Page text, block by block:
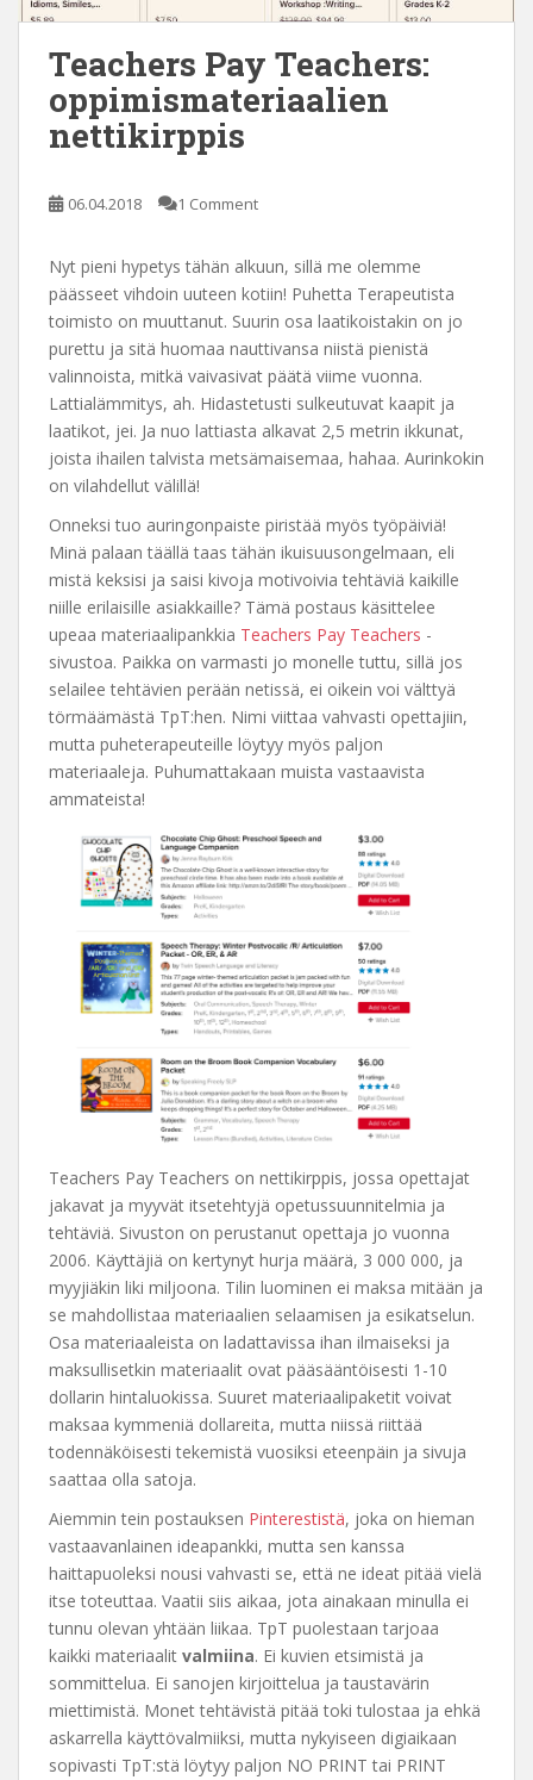
Teachers Pay Teachers:
oppimismateriaalien
nettikirppis
06.04.2018 1 Comment
Nyt pieni hypetys tähän alkuun, sillä me olemme
päässeet vihdoin uuteen kotiin! Puhetta Terapeutista
toimisto on muuttanut. Suurin osa laatikoistakin on jo
purettu ja sitä huomaa nauttivansa niistä pienistä
valinnoista, mitkä vaivasivat päätä viime vuonna.
Lattialämmitys, ah. Hidastetusti sulkeutuvat kaapit ja
laatikot, jei. Ja nuo lattiasta alkavat 2,5 metrin ikkunat,
joista ihailen talvista metsämaisemaa, hahaa. Aurinkokin
on vilahdellut välillä!
Onneksi tuo auringonpaiste piristää myös työpäiviä!
Minä palaan täällä taas tähän ikuisuusongelmaan, eli
mistä keksisi ja saisi kivoja motivoivia tehtäviä kaikille
niille erilaisille asiakkaille? Tämä postaus käsittelee
upeaa materiaalipankkia Teachers Pay Teachers -
sivustoa. Paikka on varmasti jo monelle tuttu, sillä jos
selailee tehtävien perään netissä, ei oikein voi välttyä
törmäämästä TpT:hen. Nimi viittaa vahvasti opettajiin,
mutta puheterapeuteille löytyy myös paljon
materiaaleja. Puhumattakaan muista vastaavista
ammateista!
Teachers Pay Teachers on nettikirppis, jossa opettajat
jakavat ja myyvät itsetehtyjä opetussuunnitelmia ja
tehtäviä. Sivuston on perustanut opettaja jo vuonna
2006. Käyttäjiä on kertynyt hurja määrä, 3 000 000, ja
myyjiäkin liki miljoona. Tilin luominen ei maksa mitään ja
se mahdollistaa materiaalien selaamisen ja esikatselun.
Osa materiaaleista on ladattavissa ihan ilmaiseksi ja
maksullisetkin materiaalit ovat pääsääntöisesti 1-10
dollarin hintaluokissa. Suuret materiaalipaketit voivat
maksaa kymmeniä dollareita, mutta niissä riittää
todennäköisesti tekemistä vuosiksi eteenpäin ja sivuja
saattaa olla satoja.
Aiemmin tein postauksen Pinterestistä, joka on hieman
vastaavanlainen ideapankki, mutta sen kanssa
haittapuoleksi nousi vahvasti se, että ne ideat pitää vielä
itse toteuttaa. Vaatii siis aikaa, jota ainakaan minulla ei
tunnu olevan yhtään liikaa. TpT puolestaan tarjoaa
kaikki materiaalit valmiina. Ei kuvien etsimistä ja
sommittelua. Ei sanojen kirjoittelua ja taustavärin
miettimistä. Monet tehtävistä pitää toki tulostaa ja ehkä
askarrella käyttövalmiiksi, mutta nykyiseen digiaikaan
sopivasti TpT:stä löytyy paljon NO PRINT tai PRINT